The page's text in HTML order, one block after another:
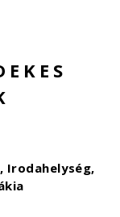
Irodahelység,